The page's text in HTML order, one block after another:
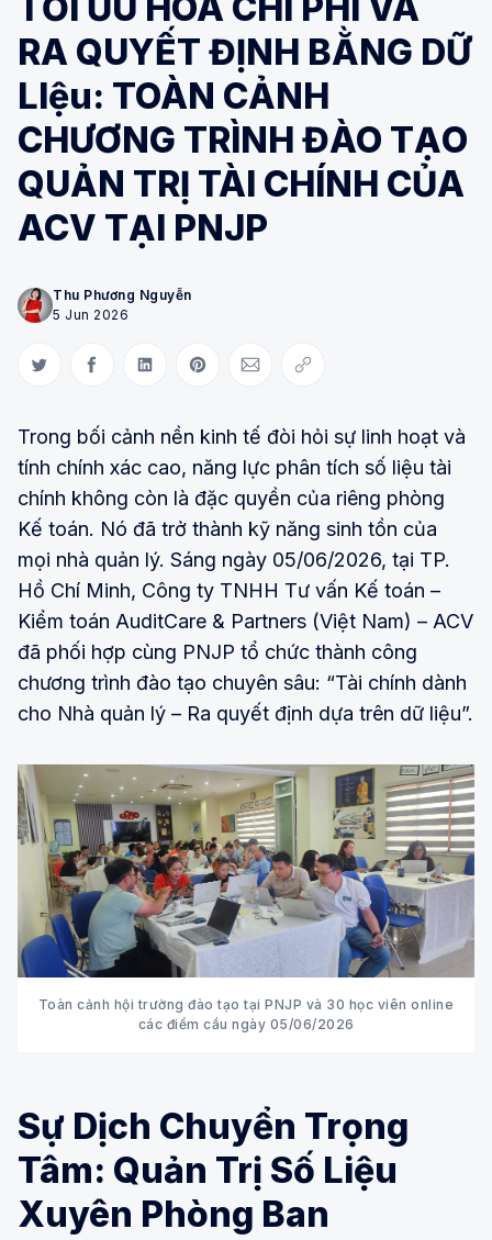
RA QUYẾT ĐỊNH BẰNG DỮ
LIệu: TOÀN CẢNH
CHƯƠNG TRÌNH ĐÀO TẠO
QUẢN TRỊ TÀI CHÍNH CỦA
ACV TẠI PNJP
Thu Phương Nguyễn
5 Jun 2026
Share on Twitter
Share on Facebook
Share on LinkedIn
Share on Pinterest
Share via Email
Copy link
Trong bối cảnh nền kinh tế đòi hỏi sự linh hoạt và
tính chính xác cao, năng lực phân tích số liệu tài
chính không còn là đặc quyền của riêng phòng
Kế toán. Nó đã trở thành kỹ năng sinh tồn của
mọi nhà quản lý. Sáng ngày 05/06/2026, tại TP.
Hồ Chí Minh, Công ty TNHH Tư vấn Kế toán –
Kiểm toán AuditCare & Partners (Việt Nam) – ACV
đã phối hợp cùng PNJP tổ chức thành công
chương trình đào tạo chuyên sâu: “Tài chính dành
cho Nhà quản lý – Ra quyết định dựa trên dữ liệu”.
Toàn cảnh hội trường đào tạo tại PNJP và 30 học viên online
các điểm cầu ngày 05/06/2026
Sự Dịch Chuyển Trọng
Tâm: Quản Trị Số Liệu
Xuyên Phòng Ban